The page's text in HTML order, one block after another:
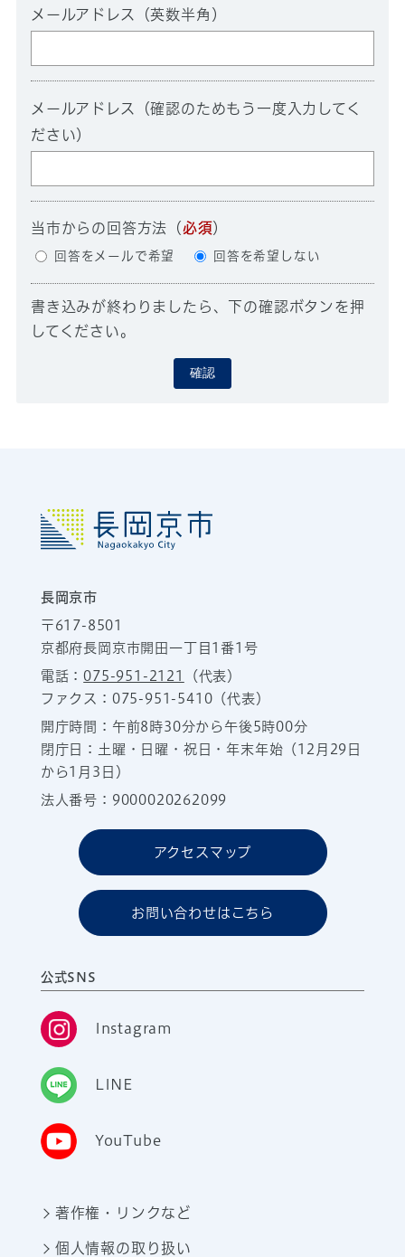
メールアドレス（英数半角）
メールアドレス（確認のためもう一度入力してく
ださい）
当市からの回答方法 （必須）
回答をメールで希望 回答を希望しない
書き込みが終わりましたら、下の確認ボタンを押
してください。
確認
長岡京市
〒617-8501
京都府長岡京市開田一丁目1番1号
電話：075-951-2121
（代表）
ファクス：075-951-5410（代表）
開庁時間：午前8時30分から午後5時00分
閉庁日：土曜・日曜・祝日・年末年始（12月29日
から1月3日）
法人番号：9000020262099
アクセスマップ
お問い合わせはこちら
公式SNS
Instagram
LINE
YouTube
著作権・リンクなど
個人情報の取り扱い